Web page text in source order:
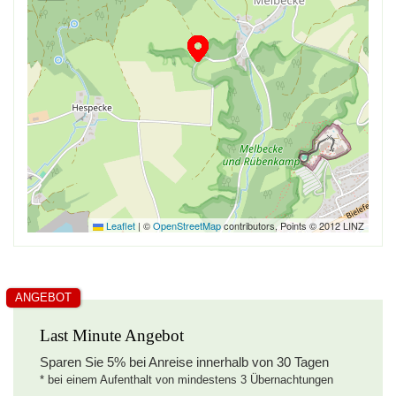
abdunkeln
Wohnzimmer
komfortabeles Wohnzimmer mit offener Küche.
bequeme Sitzecke zum entspannen.
Pellet-Ofen mit sichtbarer Flamme.
großes Fernseher,
Gästetablett
Küche
Leaflet | ©OpenStreetMapcontributors, Points © 2012 LINZ
Last Minute Angebot
Sparen Sie 5% bei Anreise innerhalb von 30 Tagen
* bei einem Aufenthalt von mindestens 3 Übernachtungen
ANGEBOT